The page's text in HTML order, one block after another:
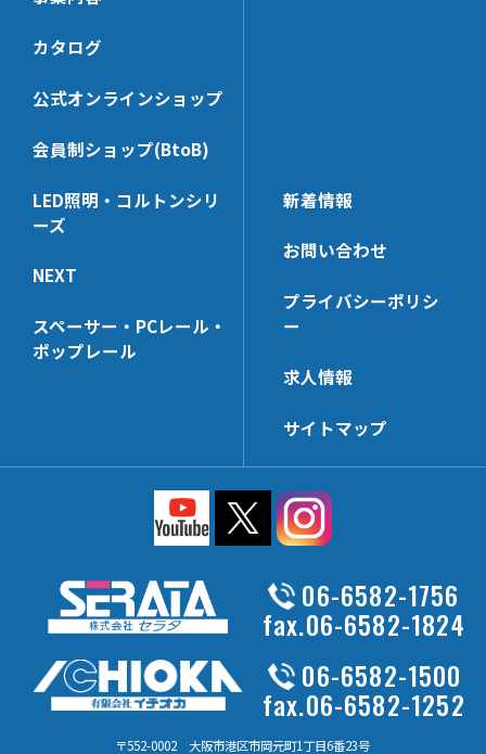
HL-FHK
HL-BKS35x68
HL-HK5
HL-PCHK
HL-BKS30x140
HL-UHK
HL-SWHK
HL-PS
HL-HK4
HL-HCHK
HL-SSHK-FU
HL-PT20x45N
HP-SWHK
HP-BKS40x140
HP-CHK-N
HP-KBHK
HP-SWHK/L
HP-PP
HP-WHG25
HP-MBSK-N
HP-PT25x65N
HP-WHK
HP-SSHK-FU
カタログ
公式オンラインショップ
会員制ショップ(BtoB)
LED照明・コルトンシリ
ーズ
NEXT
スペーサー・PCレール・
ポップレール
新着情報
お問い合わせ
プライバシーポリシ
ー
求人情報
サイトマップ
06-6582-1756
fax.06-6582-1824
06-6582-1500
fax.06-6582-1252
〒552-0002 大阪市港区市岡元町1丁目6番23号